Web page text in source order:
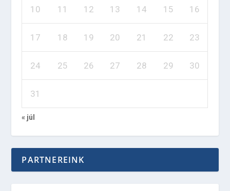
10 11 12 13 14 15 16
17 18 19 20 21 22 23
24 25 26 27 28 29 30
31
« júl
PARTNEREINK